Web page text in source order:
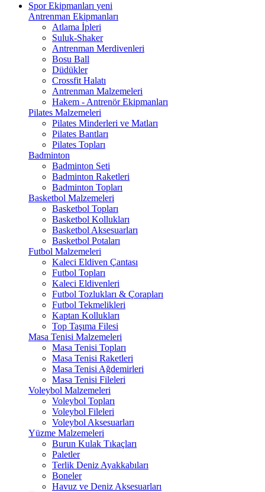
Spor Ekipmanları yeni
Antrenman Ekipmanları
Atlama İpleri
Suluk-Shaker
Antrenman Merdivenleri
Bosu Ball
Düdükler
Crossfit Halatı
Antrenman Malzemeleri
Hakem - Antrenör Ekipmanları
Pilates Malzemeleri
Pilates Minderleri ve Matları
Pilates Bantları
Pilates Topları
Badminton
Badminton Seti
Badminton Raketleri
Badminton Topları
Basketbol Malzemeleri
Basketbol Topları
Basketbol Kollukları
Basketbol Aksesuarları
Basketbol Potaları
Futbol Malzemeleri
Kaleci Eldiven Çantası
Futbol Topları
Kaleci Eldivenleri
Futbol Tozlukları & Çorapları
Futbol Tekmelikleri
Kaptan Kollukları
Top Taşıma Filesi
Masa Tenisi Malzemeleri
Masa Tenisi Topları
Masa Tenisi Raketleri
Masa Tenisi Ağdemirleri
Masa Tenisi Fileleri
Voleybol Malzemeleri
Voleybol Topları
Voleybol Fileleri
Voleybol Aksesuarları
Yüzme Malzemeleri
Burun Kulak Tıkaçları
Paletler
Terlik Deniz Ayakkabıları
Boneler
Havuz ve Deniz Aksesuarları